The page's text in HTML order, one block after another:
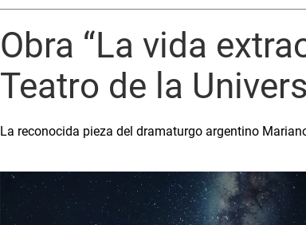
Obra “La vida
Teatro de la
La reconocida pieza del dramaturgo argentino